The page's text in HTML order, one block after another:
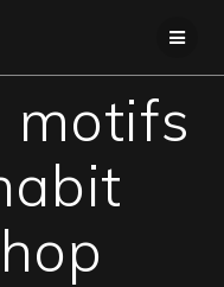
motifs